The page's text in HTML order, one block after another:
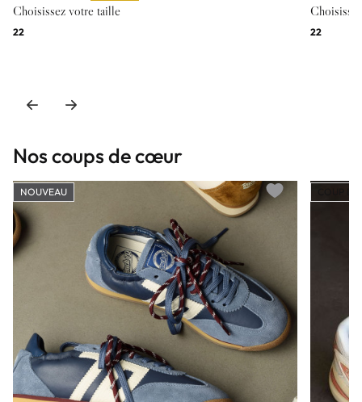
Choisissez votre taille
22 22
Nos coups de cœur
NOUVEAU
Add to wishlist